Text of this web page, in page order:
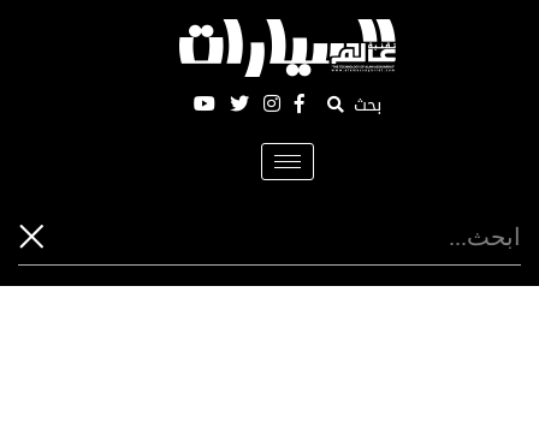
بحث
Toggle
navigation